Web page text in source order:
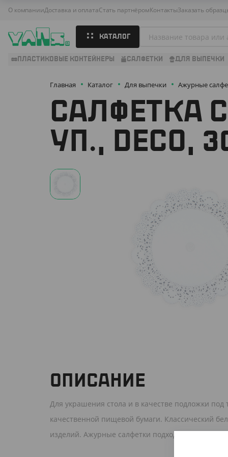
О компанииДоставка и оплатаСтать партнёромКонтактыЗаказать
КАТАЛОГ
ПЛАСТИКОВЫЕ КОНТЕЙНЕРЫ САЛФЕТКИ ДЛЯ ВЫПЕЧКИ
Главная Каталог Для выпечки Ажурные
САЛФЕТКА
УП., DECO,
ОПИСАНИЕ
Для украшения стола и в качестве подложки
качественной пищевой бумаги. Классический
изделий. Ажурные салфетки подходят для